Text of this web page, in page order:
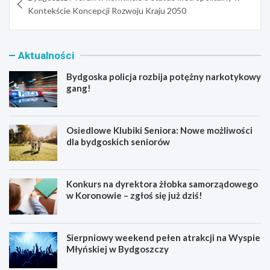
wpisu
Kontekście Koncepcji Rozwoju Kraju 2050
Aktualności
Bydgoska policja rozbija potężny narkotykowy
gang!
Osiedlowe Klubiki Seniora: Nowe możliwości
dla bydgoskich seniorów
Konkurs na dyrektora żłobka samorządowego
w Koronowie – zgłoś się już dziś!
Sierpniowy weekend pełen atrakcji na Wyspie
Młyńskiej w Bydgoszczy
B
O